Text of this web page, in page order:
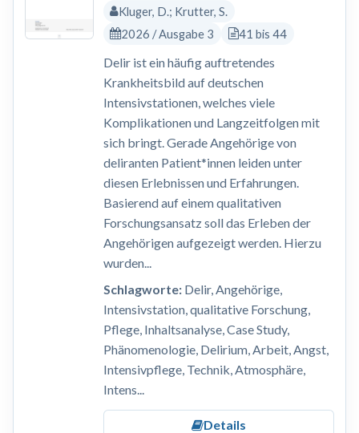
Kluger, D.; Krutter, S.
2026 / Ausgabe 3
41 bis 44
Delir ist ein häufig auftretendes
Krankheitsbild auf deutschen
Intensivstationen, welches viele
Komplikationen und Langzeitfolgen mit
sich bringt. Gerade Angehörige von
deliranten Patient*innen leiden unter
diesen Erlebnissen und Erfahrungen.
Basierend auf einem qualitativen
Forschungsansatz soll das Erleben der
Angehörigen aufgezeigt werden. Hierzu
wurden...
Schlagworte:Delir, Angehörige,
Intensivstation, qualitative Forschung,
Pflege, Inhaltsanalyse, Case Study,
Phänomenologie, Delirium, Arbeit, Angst,
Intensivpflege, Technik, Atmosphäre,
Intens...
Details